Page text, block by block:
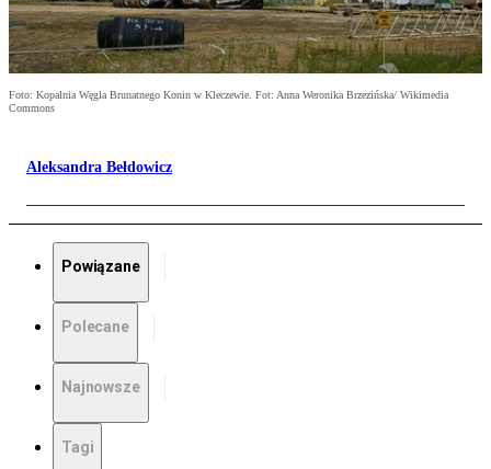
Foto: Kopalnia Węgla Brunatnego Konin w Kleczewie. Fot: Anna Weronika Brzezińska/ Wikimedia
Commons
Aleksandra Bełdowicz
Powiązane
Polecane
Najnowsze
Tagi